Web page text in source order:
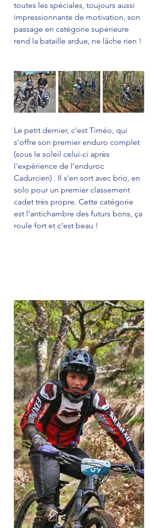
toutes les spéciales, toujours aussi
impressionnante de motivation, son
passage en catégorie supérieure
rend la bataille ardue, ne lâche rien !
Le petit dernier, c'est Timéo, qui
s'offre son premier enduro complet
(sous le soleil celui-ci après
l'expérience de l'enduroc
Cadurcien) . Il s'en sort avec brio, en
solo pour un premier classement
cadet très propre. Cette catégorie
est l'antichambre des futurs bons, ça
roule fort et c'est beau !